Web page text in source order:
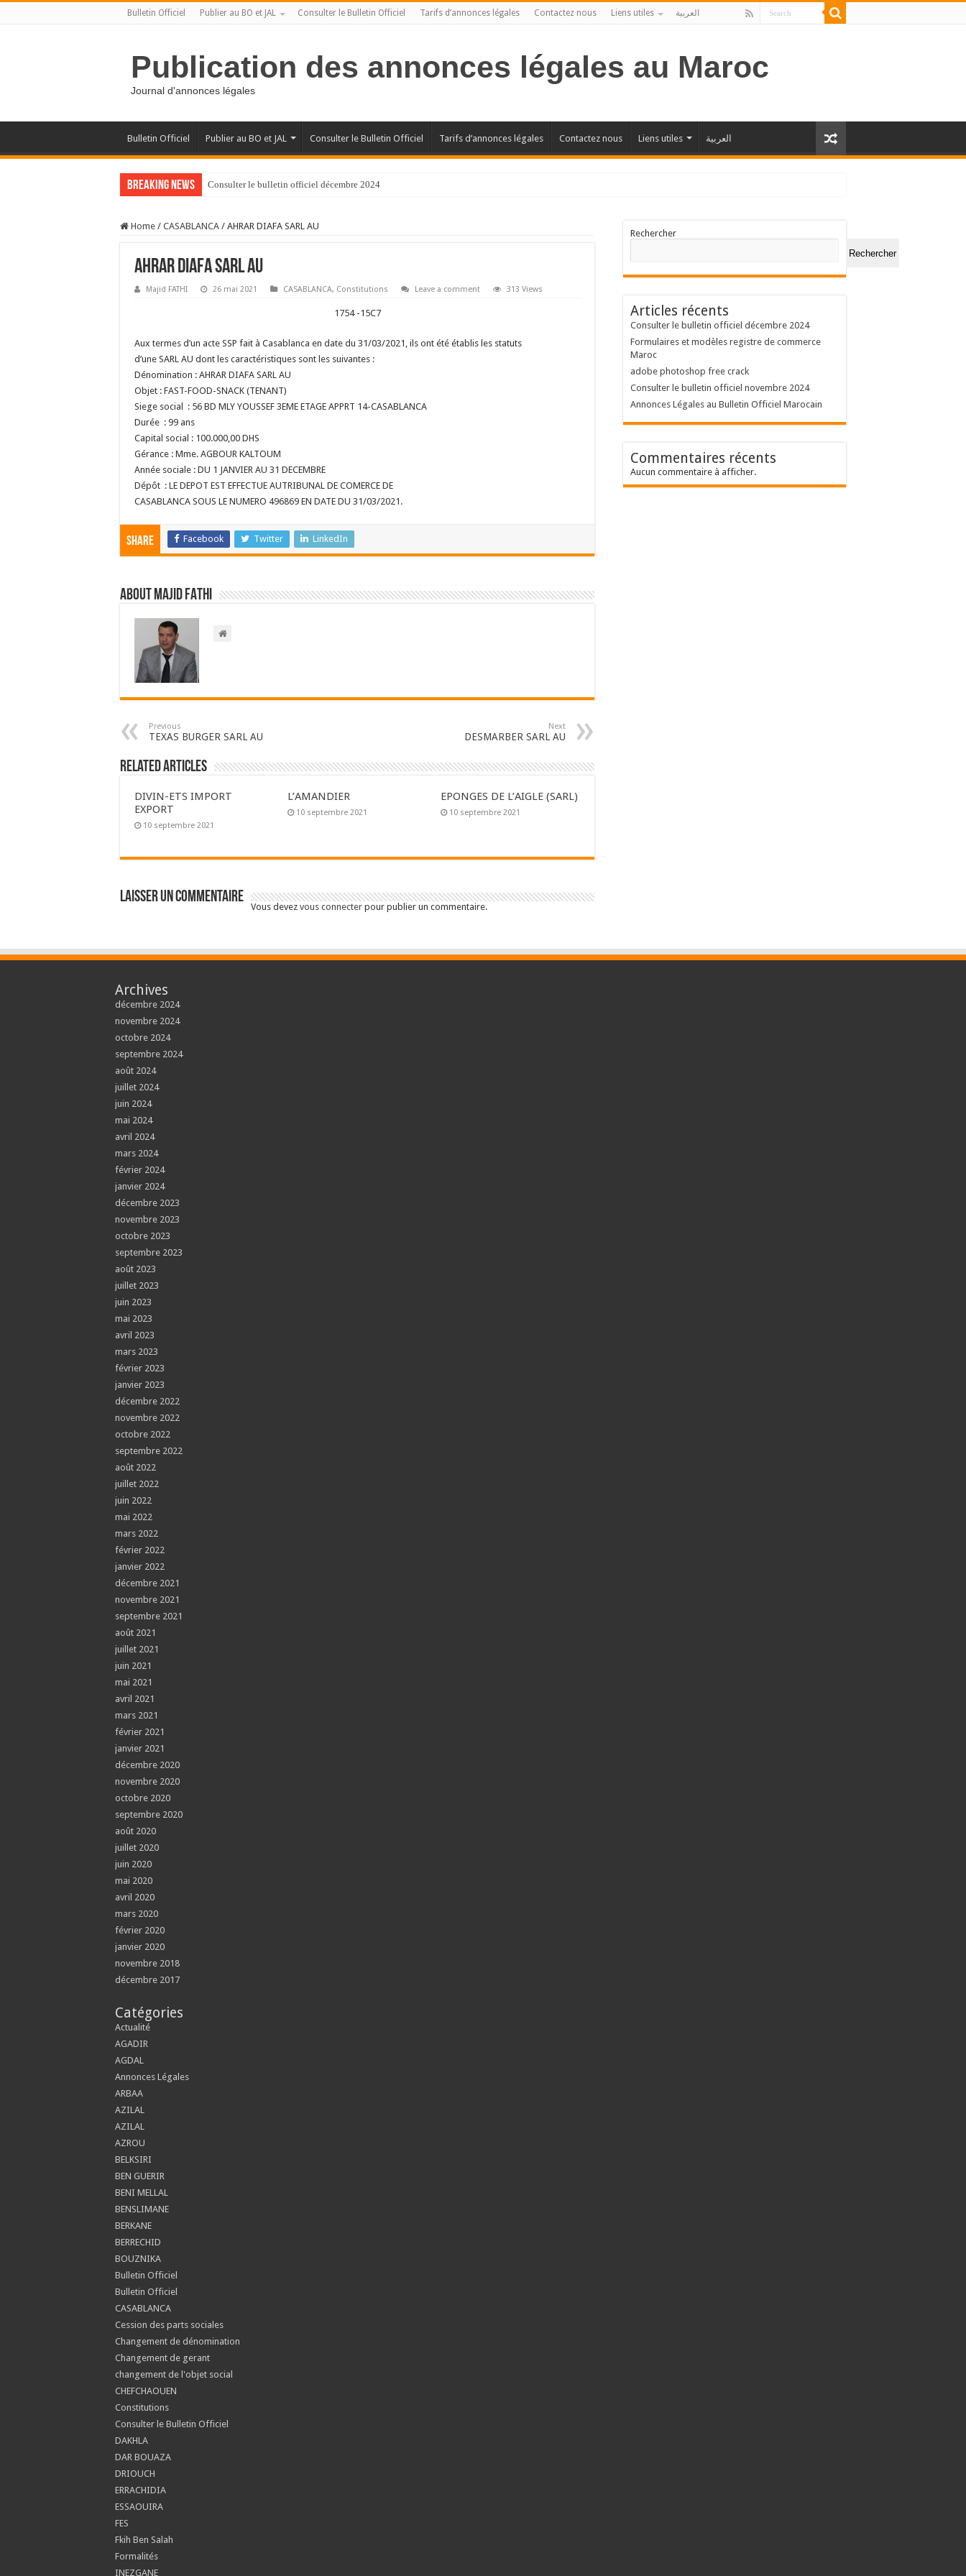
Bulletin Officiel Publier au BO et JAL Consulter le Bulletin Officiel Tarifs d’annonces légales Contactez nous Liens utiles العربية
Publication des annonces légales au Maroc
Journal d'annonces légales
Bulletin Officiel Publier au BO et JAL Consulter le Bulletin Officiel Tarifs d’annonces légales Contactez nous Liens utiles العربية
Breaking News Consulter le bulletin officiel décembre 2024
Home / CASABLANCA / AHRAR DIAFA SARL AU
AHRAR DIAFA SARL AU
Majid FATHI 26 mai 2021 CASABLANCA, Constitutions Leave a comment 313 Views
1754 -15C7
Aux termes d’un acte SSP fait à Casablanca en date du 31/03/2021, ils ont été établis les statuts
d’une SARL AU dont les caractéristiques sont les suivantes :
Dénomination : AHRAR DIAFA SARL AU
Objet : FAST-FOOD-SNACK (TENANT)
Siege social : 56 BD MLY YOUSSEF 3EME ETAGE APPRT 14-CASABLANCA
Durée : 99 ans
Capital social : 100.000,00 DHS
Gérance : Mme. AGBOUR KALTOUM
Année sociale : DU 1 JANVIER AU 31 DECEMBRE
Dépôt : LE DEPOT EST EFFECTUE AUTRIBUNAL DE COMERCE DE
CASABLANCA SOUS LE NUMERO 496869 EN DATE DU 31/03/2021.
Share Facebook Twitter LinkedIn
About Majid FATHI
Previous
TEXAS BURGER SARL AU
Next
DESMARBER SARL AU
Related Articles
DIVIN-ETS IMPORT
EXPORT
10 septembre 2021
L’AMANDIER
10 septembre 2021
EPONGES DE L’AIGLE (SARL)
10 septembre 2021
Laisser un commentaire
Vous devez vous connecter pour publier un commentaire.
Rechercher
Rechercher
Articles récents
Consulter le bulletin officiel décembre 2024
Formulaires et modèles registre de commerce
Maroc
adobe photoshop free crack
Consulter le bulletin officiel novembre 2024
Annonces Légales au Bulletin Officiel Marocain
Commentaires récents
Aucun commentaire à afficher.
Archives
décembre 2024
novembre 2024
octobre 2024
septembre 2024
août 2024
juillet 2024
juin 2024
mai 2024
avril 2024
mars 2024
février 2024
janvier 2024
décembre 2023
novembre 2023
octobre 2023
septembre 2023
août 2023
juillet 2023
juin 2023
mai 2023
avril 2023
mars 2023
février 2023
janvier 2023
décembre 2022
novembre 2022
octobre 2022
septembre 2022
août 2022
juillet 2022
juin 2022
mai 2022
mars 2022
février 2022
janvier 2022
décembre 2021
novembre 2021
septembre 2021
août 2021
juillet 2021
juin 2021
mai 2021
avril 2021
mars 2021
février 2021
janvier 2021
décembre 2020
novembre 2020
octobre 2020
septembre 2020
août 2020
juillet 2020
juin 2020
mai 2020
avril 2020
mars 2020
février 2020
janvier 2020
novembre 2018
décembre 2017
Catégories
Actualité
AGADIR
AGDAL
Annonces Légales
ARBAA
AZILAL
AZILAL
AZROU
BELKSIRI
BEN GUERIR
BENI MELLAL
BENSLIMANE
BERKANE
BERRECHID
BOUZNIKA
Bulletin Officiel
Bulletin Officiel
CASABLANCA
Cession des parts sociales
Changement de dénomination
Changement de gerant
changement de l'objet social
CHEFCHAOUEN
Constitutions
Consulter le Bulletin Officiel
DAKHLA
DAR BOUAZA
DRIOUCH
ERRACHIDIA
ESSAOUIRA
FES
Fkih Ben Salah
Formalités
INEZGANE